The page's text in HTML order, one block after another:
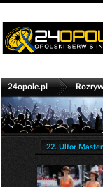
24opole.pl
22. Ultor